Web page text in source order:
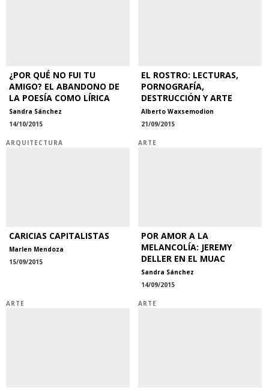
¿POR QUÉ NO FUI TU
AMIGO? EL ABANDONO DE
LA POESÍA COMO LÍRICA
Sandra Sánchez
14/10/2015
EL ROSTRO: LECTURAS,
PORNOGRAFÍA,
DESTRUCCIÓN Y ARTE
Alberto Waxsemodion
21/09/2015
ARQUITECTURA
CARICIAS CAPITALISTAS
Marlen Mendoza
15/09/2015
ARTE
POR AMOR A LA
MELANCOLÍA: JEREMY
DELLER EN EL MUAC
Sandra Sánchez
14/09/2015
ARTE ARTE